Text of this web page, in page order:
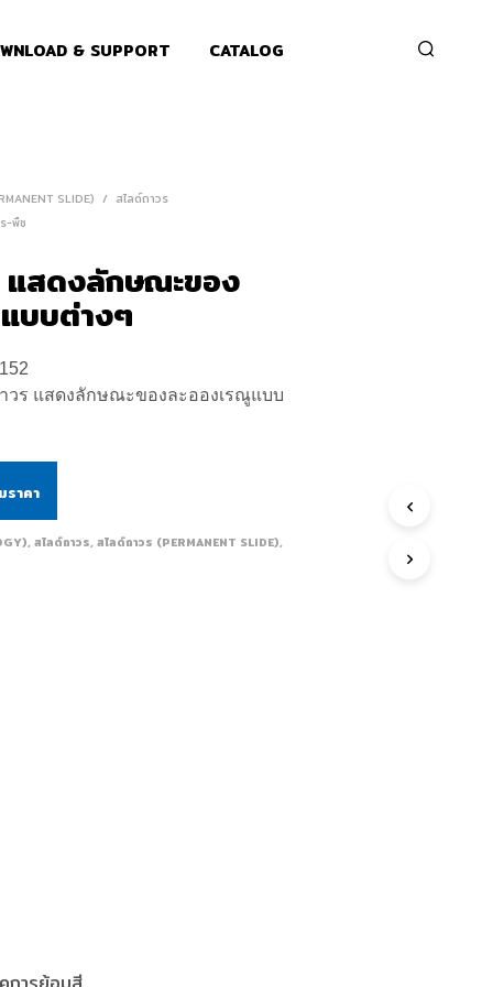
& SUPPORT CATALOG
SLIDE) / สไลด์ถาวร
-พืช
แสดงลักษณะของ
บบต่างๆ
วร แสดงลักษณะของละอองเรณูแบบ
ราคา
,สไลด์ถาวร,สไลด์ถาวร (PERMANENT SLIDE),